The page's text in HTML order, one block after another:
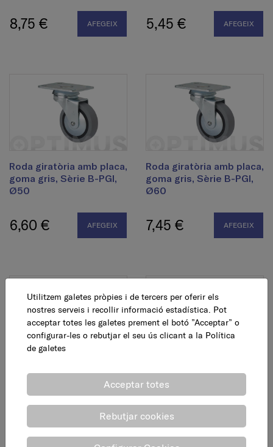
8,75 € AFEGEIX 5,45 € AFEGEIX
Roda giratòria amb placa,
goma gris, Sèrie B-PGI,
Ø50
6,60 € AFEGEIX
Roda giratòria amb placa,
goma gris, Sèrie B-PGI,
Ø60
7,45 € AFEGEIX
poliamida,Sèrie DK, Ø40
AFEGEIX
poliamida,Sèrie DK, Ø50
3,15 €
Utilitzem galetes pròpies i de tercers per oferir els
nostres serveis i recollir informació estadística. Pot
acceptar totes les galetes prement el botó ”Acceptar” o
configurar-les o rebutjar el seu ús clicant a la Política
de galetes
Acceptar totes
Rebutjar cookies